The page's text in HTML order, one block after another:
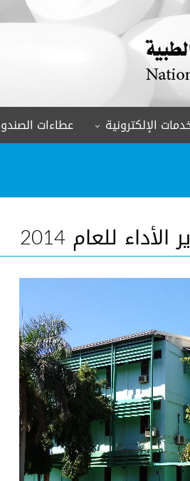
الإلكترونية عطاءات
للعام 2014